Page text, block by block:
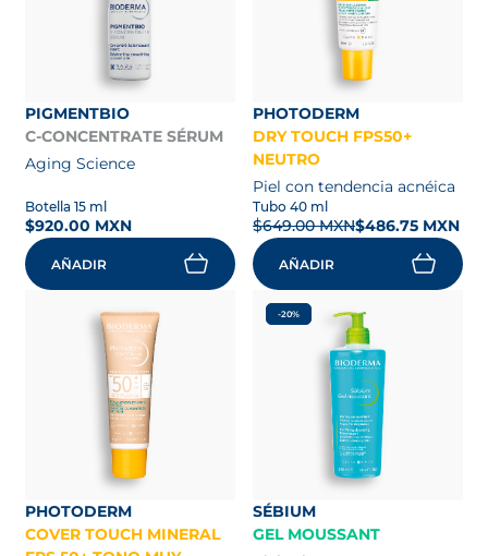
PIGMENTBIO
C-CONCENTRATE SÉRUM
Aging Science
Botella 15 ml
$920.00 MXN
AÑADIR
PHOTODERM
DRY TOUCH FPS50+
NEUTRO
Piel con tendencia acnéica
Tubo 40 ml
$649.00 MXN$486.75 MXN
AÑADIR
PHOTODERM
COVER TOUCH MINERAL
-20%
SÉBIUM
GEL MOUSSANT